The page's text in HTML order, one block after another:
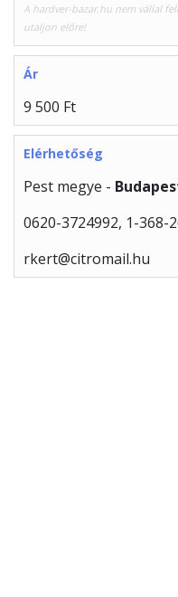
A hardver-bazar.hu nem vállal
utaljon előre!
Ár
9 500 Ft
Elérhetőség
Pest megye -
0620-3724992, 1-368-
rkert@citromail.hu